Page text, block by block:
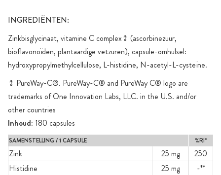
INGREDIËNTEN:
Zinkbisglycinaat, vitamine C complex⥉ (ascorbinezuur,
bioflavonoïden, plantaardige vetzuren), capsule-omhulsel:
hydroxypropylmethylcellulose, L-histidine, N-acetyl-L-cysteïne.
⥉ PureWay-C®. PureWay-C® and PureWay C® logo are
trademarks of One Innovation Labs, LLC. in the U.S. and/or
other countries
Inhoud: 180 capsules
SAMENSTELLING / 1 CAPSULE %RI*
Zink 25 mg
250
Histidine
25 mg
-**